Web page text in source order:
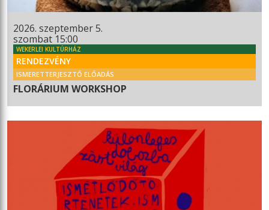
2026. szeptember 5.
szombat 15:00
WEKERLEI KULTÚRHÁZ
RENDEZVÉNY
ISMERETTERJESZTŐ ELŐADÁS
FLORÁRIUM WORKSHOP